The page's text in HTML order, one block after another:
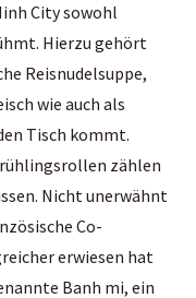
City sowohl
Hierzu gehört
Reisnudelsuppe,
wie auch als
Tisch kommt.
zählen
Nicht unerwähnt
Co-
erwiesen hat
Banh mi, ein